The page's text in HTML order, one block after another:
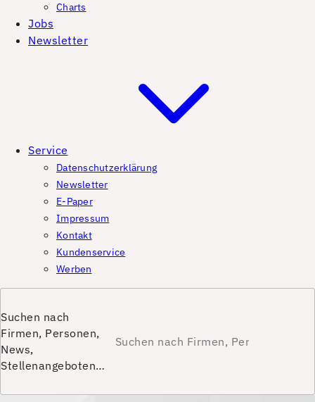
Charts
Jobs
Newsletter
Service
Datenschutzerklärung
Newsletter
E-Paper
Impressum
Kontakt
Kundenservice
Werben
Suchen nach
Firmen, Personen,
News,
Stellenangeboten…